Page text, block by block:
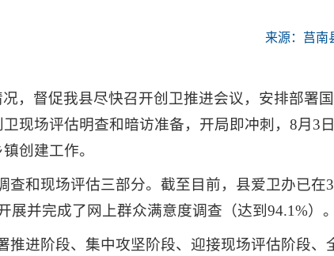
来源：莒南
，督促我县尽快召开创卫推进会议，安排部署
现场评估明查和暗访准备，开局即冲刺，8月3
创建工作。
和现场评估三部分。截至目前，县爱卫办已在
并完成了网上群众满意度调查（达到94.1%）。
进阶段、集中攻坚阶段、迎接现场评估阶段、